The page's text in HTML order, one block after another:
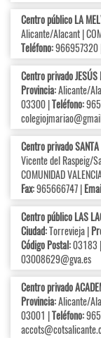
Centro público LA
Alicante/Alacant |
Teléfono:966957320
Centro privado JESÚS
Provincia:Alicante/
03300 |Teléfono:
Centro privado SANTA
Vicente del Raspeig/
COMUNIDAD
Fax:965666747 |
Centro público LAS
Ciudad:Torrevieja |
Código Postal:03183 |
03008629@gva.es
Centro privado
Provincia:Alicante/
03001 |Teléfono: